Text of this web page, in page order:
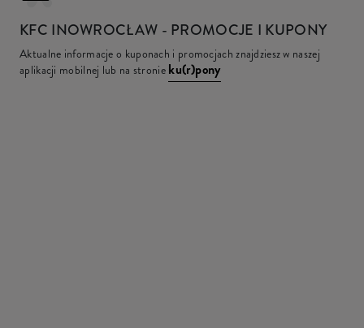
KFC INOWROCŁAW - PROMOCJE I KUPONY
Aktualne informacje o kuponach i promocjach znajdziesz w naszej
aplikacji mobilnej lub na stronie ku(r)pony